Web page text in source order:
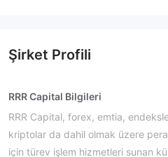
Şirket Profili
RRR Capital Bilgileri
RRR Capital, forex, emtia,
kriptolar da dahil olmak üzere
için türev işlem hizmetleri sunan